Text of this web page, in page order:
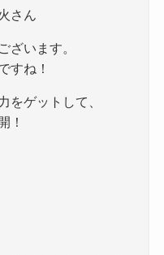
さん
ざいます。
すね！
をゲットして、
！